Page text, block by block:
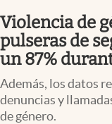
Violencia de
pulseras de
un 87%
Además, los datos
denuncias y
de género.